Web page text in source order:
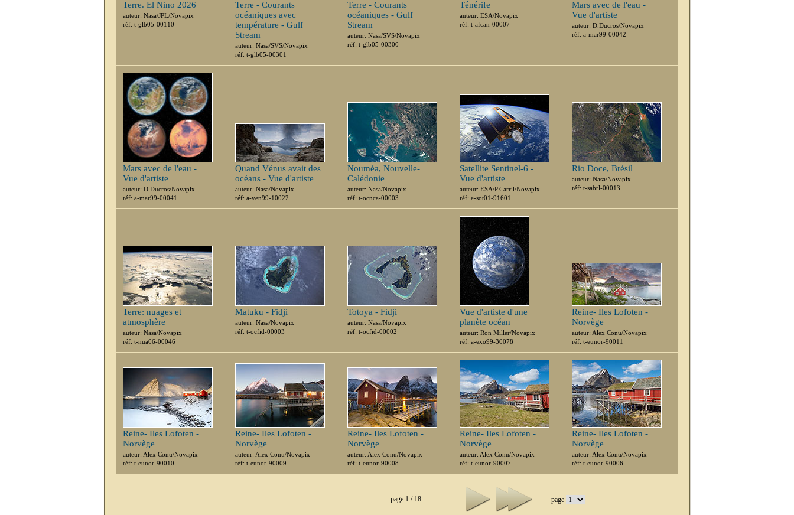
Terre. El Nino 2026
auteur: Nasa/JPL/Novapix
réf: t-glb05-00110
Terre - Courants
océaniques avec
température - Gulf
Stream
auteur: Nasa/SVS/Novapix
réf: t-glb05-00301
Terre - Courants
océaniques - Gulf
Stream
auteur: Nasa/SVS/Novapix
réf: t-glb05-00300
Ténérife
auteur: ESA/Novapix
réf: t-afcan-00007
Mars avec de l'eau -
Vue d'artiste
auteur: D.Ducros/Novapix
réf: a-mar99-00042
Mars avec de l'eau -
Vue d'artiste
auteur: D.Ducros/Novapix
réf: a-mar99-00041
Quand Vénus avait des
océans - Vue d'artiste
auteur: Nasa/Novapix
réf: a-ven99-10022
Nouméa, Nouvelle-
Calédonie
auteur: Nasa/Novapix
réf: t-ocnca-00003
Satellite Sentinel-6 -
Vue d'artiste
auteur: ESA/P.Carril/Novapix
réf: e-sot01-91601
Rio Doce, Brésil
auteur: Nasa/Novapix
réf: t-sabrl-00013
Terre: nuages et
atmosphère
auteur: Nasa/Novapix
réf: t-nua06-00046
Matuku - Fidji
auteur: Nasa/Novapix
réf: t-ocfid-00003
Totoya - Fidji
auteur: Nasa/Novapix
réf: t-ocfid-00002
Vue d'artiste d'une
planète océan
auteur: Ron Miller/Novapix
réf: a-exo99-30078
Reine- Iles Lofoten -
Norvège
auteur: Alex Conu/Novapix
réf: t-eunor-90011
Reine- Iles Lofoten -
Norvège
auteur: Alex Conu/Novapix
réf: t-eunor-90010
Reine- Iles Lofoten -
Norvège
auteur: Alex Conu/Novapix
réf: t-eunor-90009
Reine- Iles Lofoten -
Norvège
auteur: Alex Conu/Novapix
réf: t-eunor-90008
Reine- Iles Lofoten -
Norvège
auteur: Alex Conu/Novapix
réf: t-eunor-90007
Reine- Iles Lofoten -
Norvège
auteur: Alex Conu/Novapix
réf: t-eunor-90006
page 1 / 18 page